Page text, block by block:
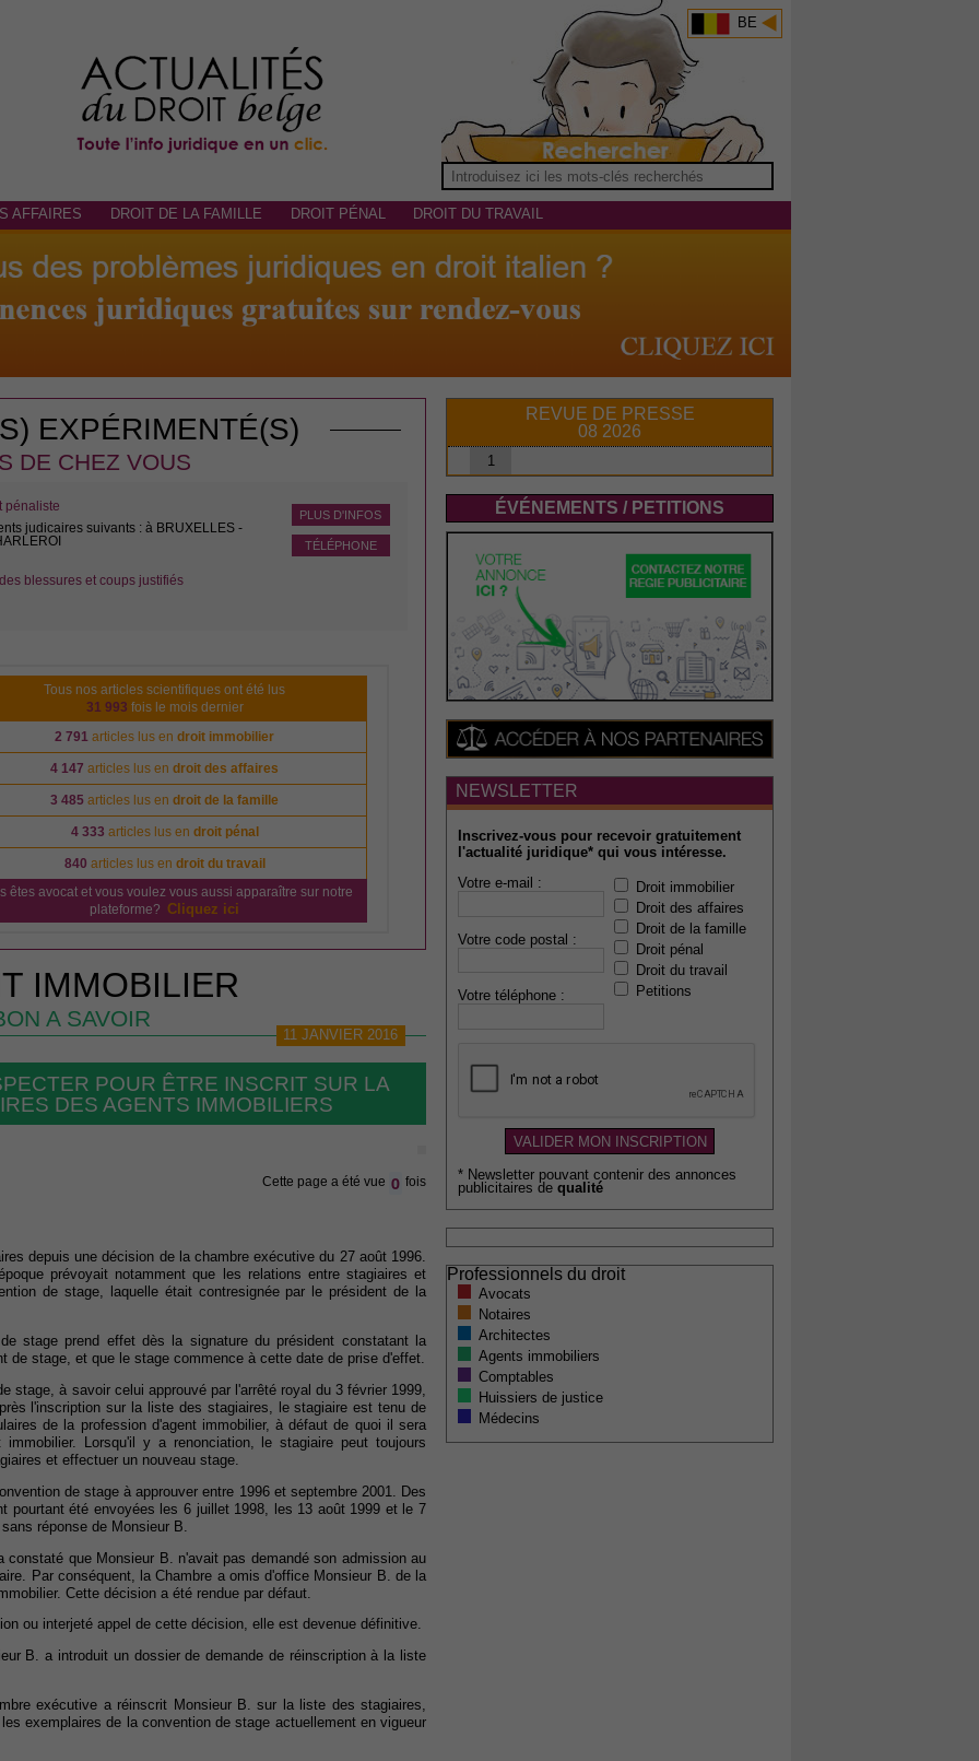
BE
AFFAIRES DROIT DE LA FAMILLE DROIT PÉNAL DROIT DU TRAVAIL
EXPÉRIMENTÉ(S)
DE CHEZ VOUS
PLUS D'INFOS
TÉLÉPHONE
pénaliste
judicaires suivants : à BRUXELLES -
blessures et coups justifiés
Tous nos articles scientifiques ont été lus
31 993 fois le mois dernier
2 791 articles lus endroit immobilier
4 147 articles lus endroit des affaires
3 485 articles lus endroit de la famille
4 333 articles lus en droit pénal
840 articles lus en droit du travail
êtes avocat et vous voulez vous aussi apparaître sur notre
plateforme? Cliquez ici
IMMOBILIER
A SAVOIR
11 JANVIER 2016
POUR ÊTRE INSCRIT SUR LA
DES AGENTS IMMOBILIERS
Cette page a été vue 0 fois
depuis une décision de la chambre exécutive du 27 août 1996.
prévoyait notamment que les relations entre stagiaires et
de stage, laquelle était contresignée par le président de la
stage prend effet dès la signature du président constatant la
de stage, et que le stage commence à cette date de prise d'effet.
stage, à savoir celui approuvé par l'arrêté royal du 3 février 1999,
l'inscription sur la liste des stagiaires, le stagiaire est tenu de
de la profession d'agent immobilier, à défaut de quoi il sera
Lorsqu'il y a renonciation, le stagiaire peut toujours
et effectuer un nouveau stage.
de stage à approuver entre 1996 et septembre 2001. Des
pourtant été envoyées les 6 juillet 1998, les 13 août 1999 et le 7
réponse de Monsieur B.
constaté que Monsieur B. n'avait pas demandé son admission au
Par conséquent, la Chambre a omis d'office Monsieur B. de la
Cette décision a été rendue par défaut.
ou interjeté appel de cette décision, elle est devenue définitive.
B. a introduit un dossier de demande de réinscription à la liste
exécutive a réinscrit Monsieur B. sur la liste des stagiaires,
exemplaires de la convention de stage actuellement en vigueur
REVUE DE PRESSE
08 2026
1
ÉVÉNEMENTS / PETITIONS
NEWSLETTER
Inscrivez-vous pour recevoir gratuitement
l'actualité juridique* qui vous intéresse.
Votre e-mail :
Votre code postal :
Votre téléphone :
Droit immobilier
Droit des affaires
Droit de la famille
Droit pénal
Droit du travail
Petitions
* Newsletter pouvant contenir des annonces
publicitaires de qualité
Professionnels du droit
Avocats
Notaires
Architectes
Agents immobiliers
Comptables
Huissiers de justice
Médecins